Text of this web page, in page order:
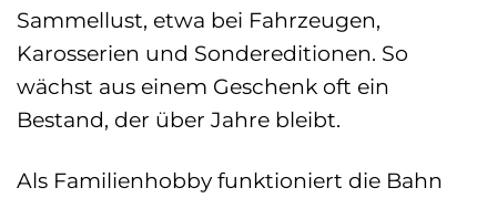
Sammellust, etwa bei Fahrzeugen,
Karosserien und Sondereditionen. So
wächst aus einem Geschenk oft ein
Bestand, der über Jahre bleibt.
Als Familienhobby funktioniert die Bahn